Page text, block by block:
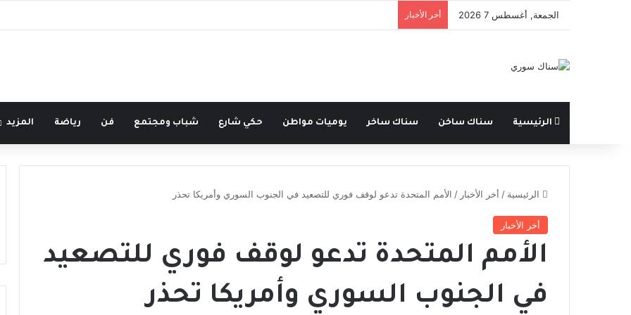
الجمعة, أغسطس 7 2026 أخر الأخبار
الرئيسية سناك ساخن سناك ساخر يوميات مواطن حكي شارع شباب ومجتمع فن رياضة المزيد
الرئيسية / أخر الأخبار / الأمم المتحدة تدعو لوقف فوري للتصعيد في الجنوب السوري وأمريكا تحذر
أخر الأخبار
الأمم المتحدة تدعو لوقف فوري للتصعيد
في الجنوب السوري وأمريكا تحذر